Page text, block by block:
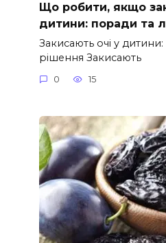
Що робити, якщо
дитини: поради та
Закисають очі у
рішення Закисають
0 15